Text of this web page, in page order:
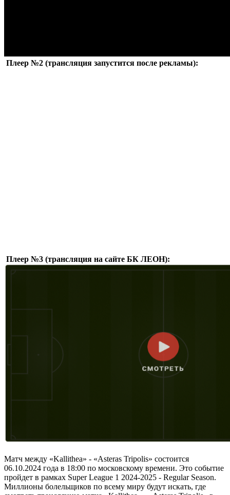
Плеер №2 (трансляция запустится после рекламы):
Плеер №3 (трансляция на сайте БК ЛЕОН):
Матч между «Kallithea» - «Asteras Tripolis» состоится
06.10.2024 года в 18:00 по московскому времени. Это событие
пройдет в рамках Super League 1 2024-2025 - Regular Season.
Миллионы болельщиков по всему миру будут искать, где